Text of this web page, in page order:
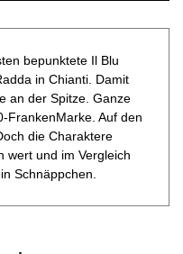
Ausbildung WSET®
Köln, DE
01.06.2026 - 31.07
Sommelier (DHA) –
Inkl. Vorb…
bepunktete Il Blu
in Chianti. Damit
an der Spitze. Ganze
FrankenMarke. Auf den
die Charaktere
wert und im Vergleich
Schnäppchen.